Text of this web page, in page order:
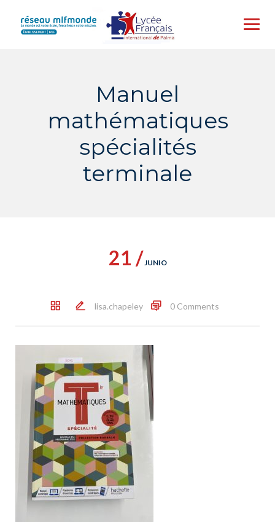
content
Manuel
mathématiques
spécialités
terminale
21 /JUNIO
lisa.chapeley 0 Comments